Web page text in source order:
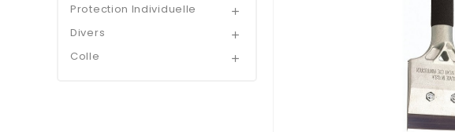
Protection Individuelle 
Divers 
Colle 